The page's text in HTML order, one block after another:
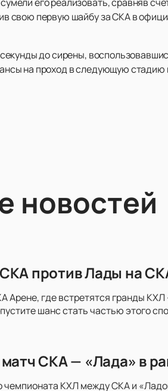
свою первую шайбу за СКА в
до сирены,
на проход в следующую
новостей
против Лады на
Арене, где встретятся гранды
шанс стать частью этого
СКА — «Лада» в
чемпионата КХЛ между СКА и